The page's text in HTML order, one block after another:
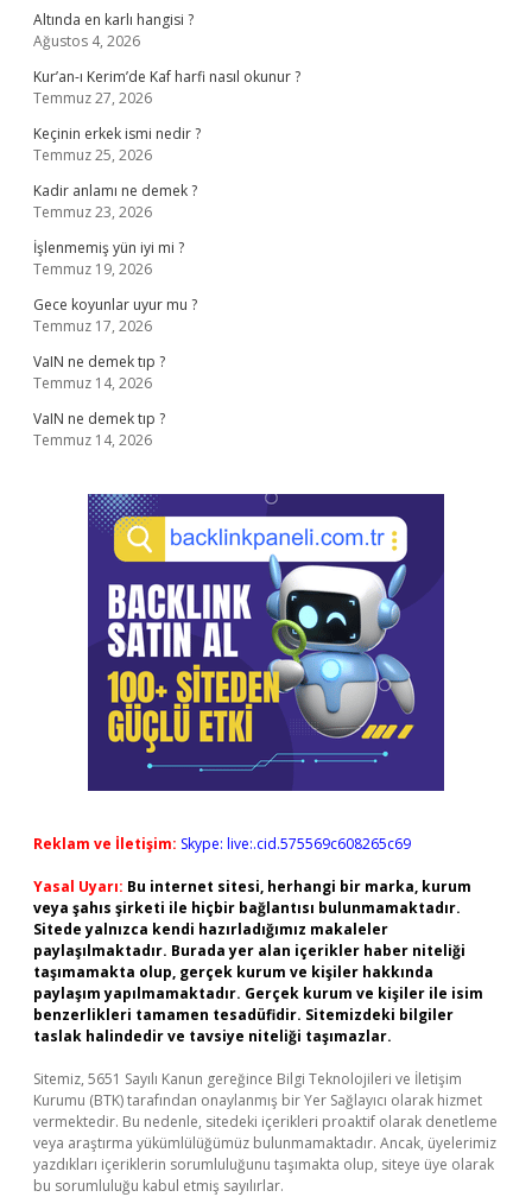
Altında en karlı hangisi ?
Ağustos 4, 2026
Kur’an-ı Kerim’de Kaf harfi nasıl okunur ?
Temmuz 27, 2026
Keçinin erkek ismi nedir ?
Temmuz 25, 2026
Kadir anlamı ne demek ?
Temmuz 23, 2026
İşlenmemiş yün iyi mi ?
Temmuz 19, 2026
Gece koyunlar uyur mu ?
Temmuz 17, 2026
VaIN ne demek tıp ?
Temmuz 14, 2026
VaIN ne demek tıp ?
Temmuz 14, 2026
Reklam ve İletişim: Skype: live:.cid.575569c608265c69
Yasal Uyarı: Bu internet sitesi, herhangi bir marka, kurum
veya şahıs şirketi ile hiçbir bağlantısı bulunmamaktadır.
Sitede yalnızca kendi hazırladığımız makaleler
paylaşılmaktadır. Burada yer alan içerikler haber niteliği
taşımamakta olup, gerçek kurum ve kişiler hakkında
paylaşım yapılmamaktadır. Gerçek kurum ve kişiler ile isim
benzerlikleri tamamen tesadüfidir. Sitemizdeki bilgiler
taslak halindedir ve tavsiye niteliği taşımazlar.
Sitemiz, 5651 Sayılı Kanun gereğince Bilgi Teknolojileri ve İletişim
Kurumu (BTK) tarafından onaylanmış bir Yer Sağlayıcı olarak hizmet
vermektedir. Bu nedenle, sitedeki içerikleri proaktif olarak denetleme
veya araştırma yükümlülüğümüz bulunmamaktadır. Ancak, üyelerimiz
yazdıkları içeriklerin sorumluluğunu taşımakta olup, siteye üye olarak
bu sorumluluğu kabul etmiş sayılırlar.